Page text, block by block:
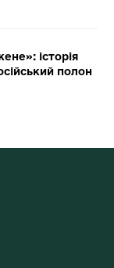
історія
полон